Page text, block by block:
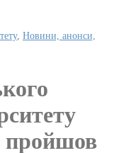
, Новини, анонси,
пройшов